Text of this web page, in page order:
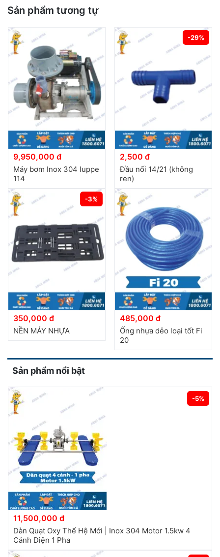
Sản phẩm tương tự
9,950,000 đ
Máy bơm Inox 304 luppe
114
-29%
2,500 đ
Đầu nối 14/21 (không
ren)
-3%
350,000 đ
NỀN MÁY NHỰA
485,000 đ
Ống nhựa dẻo loại tốt Fi
20
Sản phẩm nổi bật
-5%
11,500,000 đ
Dàn Quạt Oxy Thế Hệ Mới | Inox 304 Motor 1.5kw 4
Cánh Điện 1 Pha